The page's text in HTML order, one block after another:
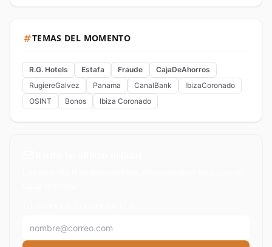
TEMAS DEL MOMENTO
R.G. Hotels Estafa Fraude
CajaDeAhorros
RugiereGalvez
Panama CanalBank
IbizaCoronado
OSINT
Bonos Ibiza Coronado